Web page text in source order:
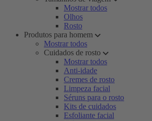
Mostrar todos
Olhos
Rosto
Produtos para homem
Mostrar todos
Cuidados de rosto
Mostrar todos
Anti-idade
Cremes de rosto
Limpeza facial
Séruns para o rosto
Kits de cuidados
Esfoliante facial